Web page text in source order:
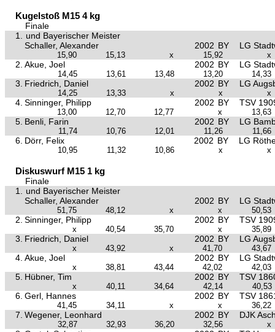
Kugelstoß M15 4 kg
Finale
1.
und Bayerischer Meister
Schaller, Alexander
2002 BY LG
15,90 15,13 x 15,92 x
2. Akue, Joel 2002 BY LG
14,45 13,61 13,48 13,20 14,33
3. Friedrich, Daniel 2002 BY LG
14,25 13,33 x x x
4. Sinninger, Philipp 2002 BY TSV
13,00 12,70 12,77 x 13,63
5. Benli, Farin 2002 BY LG
11,74 10,76 12,01 11,26 11,66
6. Dörr, Felix 2002 BY LG
10,95 11,32 10,86 x x
Diskuswurf M15 1 kg
Finale
1.
und Bayerischer Meister
Schaller, Alexander
2002 BY LG
51,75 48,12 x x 50,53
2. Sinninger, Philipp 2002 BY TSV
x 40,54 35,70 x 35,89
3. Friedrich, Daniel 2002 BY LG
x 43,92 x 41,70 43,67
4. Akue, Joel 2002 BY LG
x 38,81 43,44 42,02 42,03
5. Hübner, Tim 2002 BY TSV
x 40,11 34,64 42,14 40,53
6. Gerl, Hannes 2002 BY TSV
41,45 34,11 x x 36,22
7. Wegener, Leonhard 2002 BY DJK
32,87 32,93 36,20 32,56 x